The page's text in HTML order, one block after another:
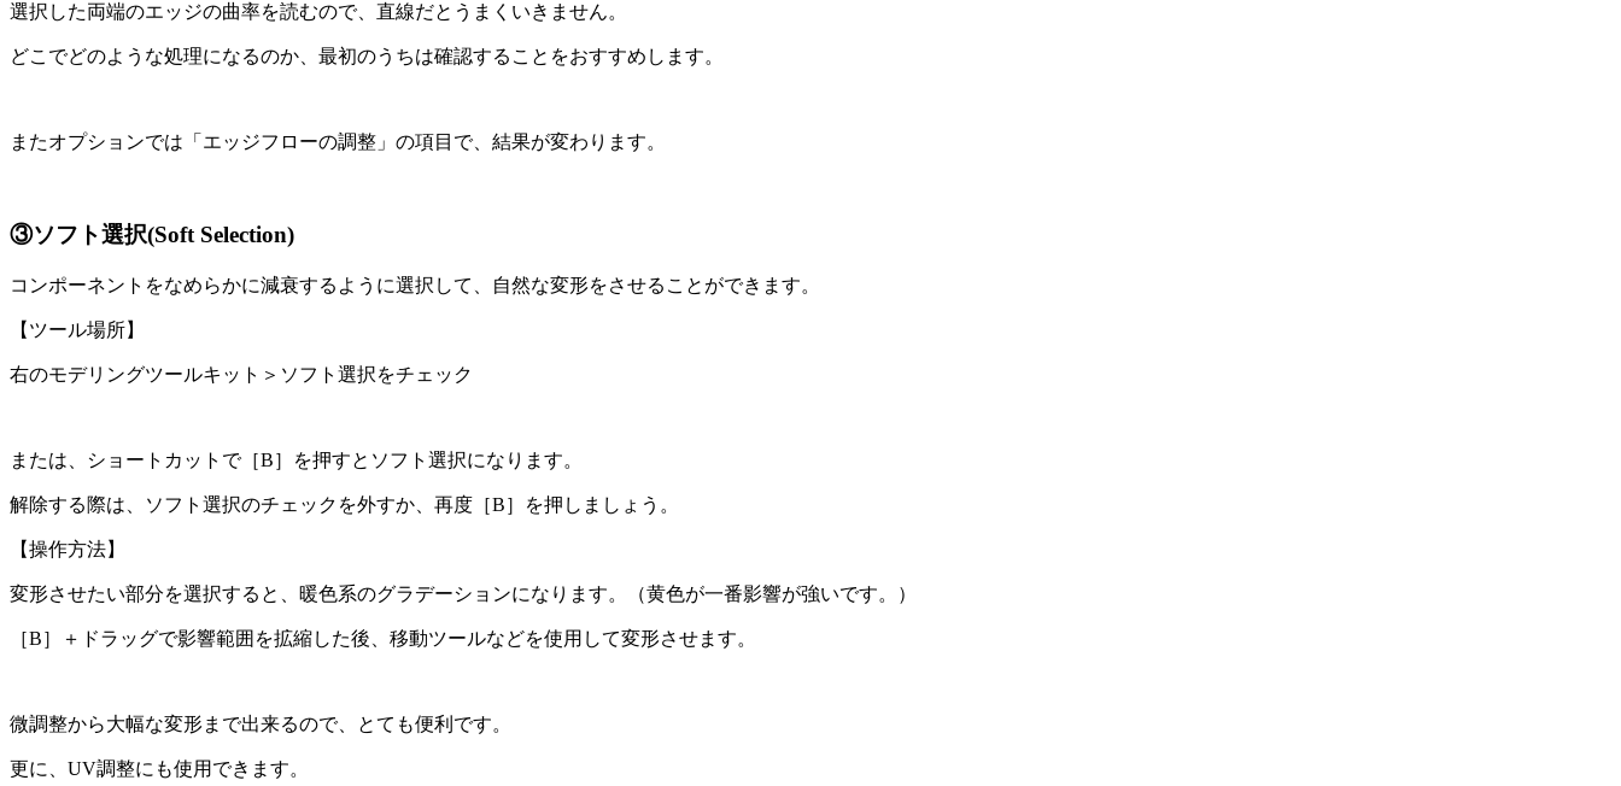
選択した両端のエッジの曲率を読むので、直線だとうまくいきません。
どこでどのような処理になるのか、最初のうちは確認することをおすすめします。
またオプションでは「エッジフローの調整」の項目で、結果が変わります。
③ソフト選択(Soft Selection)
コンポーネントをなめらかに減衰するように選択して、自然な変形をさせることができます。
【ツール場所】
右のモデリングツールキット＞ソフト選択をチェック
または、ショートカットで［B］を押すとソフト選択になります。
解除する際は、ソフト選択のチェックを外すか、再度［B］を押しましょう。
【操作方法】
変形させたい部分を選択すると、暖色系のグラデーションになります。（黄色が一番影響が強いです。）
［B］＋ドラッグで影響範囲を拡縮した後、移動ツールなどを使用して変形させます。
微調整から大幅な変形まで出来るので、とても便利です。
更に、UV調整にも使用できます。